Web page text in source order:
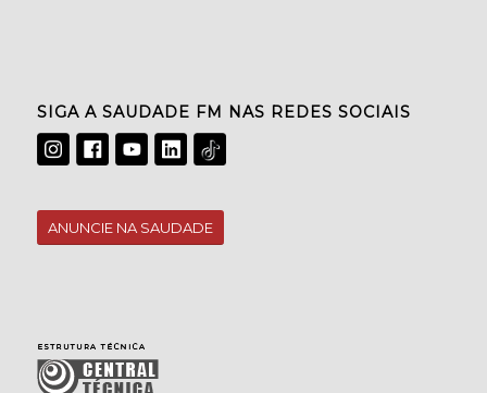
SIGA A SAUDADE FM NAS REDES SOCIAIS
ANUNCIE NA SAUDADE